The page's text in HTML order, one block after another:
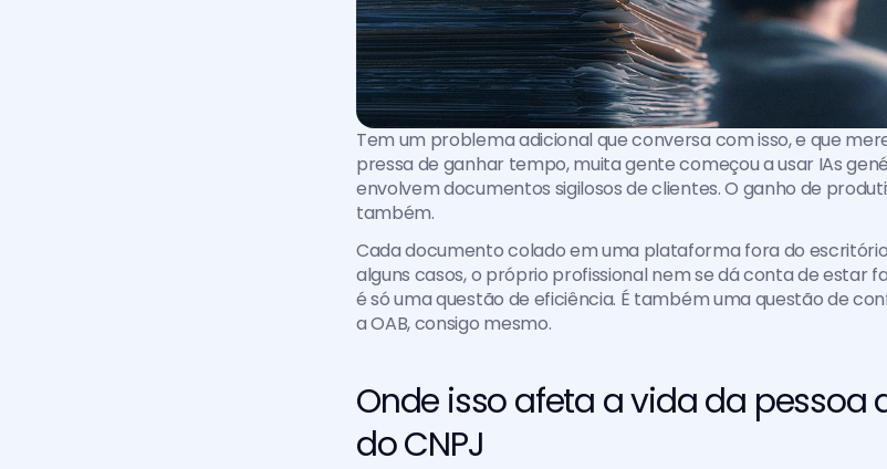
Tem um problema adicional que conversa com isso, e que
pressa de ganhar tempo, muita gente começou a usar IAs
envolvem documentos sigilosos de clientes. O ganho de
também.
Cada documento colado em uma plataforma fora do
alguns casos, o próprio profissional nem se dá conta de estar
é só uma questão de eficiência. É também uma questão de
a OAB, consigo mesmo.
Onde isso afeta a vida da pessoa
do CNPJ